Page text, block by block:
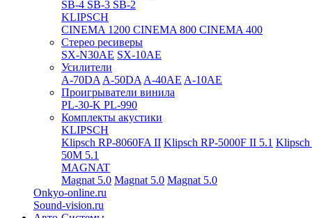
SB-4 SB-3 SB-2
KLIPSCH
CINEMA 1200 CINEMA 800 CINEMA 400
Стерео ресиверы
SX-N30AE SX-10AE
Усилители
A-70DA A-50DA A-40AE A-10AE
Проигрыватели винила
PL-30-K PL-990
Комплекты акустики
KLIPSCH
Klipsch RP-8060FA II Klipsch RP-5000F II 5.1 Klipsch
50M 5.1
MAGNAT
Magnat 5.0 Magnat 5.0 Magnat 5.0
Onkyo-online.ru
Sound-vision.ru